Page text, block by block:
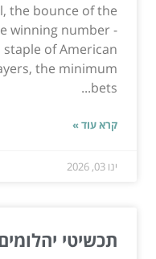
the bounce of the
winning number -
of American
the minimum
bets...
קרא עוד »
ינו 03, 2026
תכשיטי